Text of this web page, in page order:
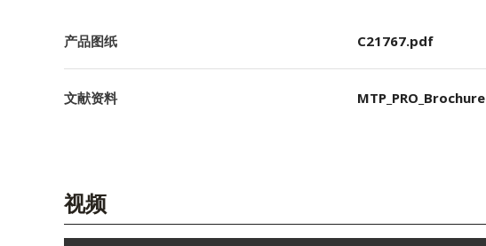
产品图纸 C21767.pdf
文献资料 MTP_PRO_Brochure
视频